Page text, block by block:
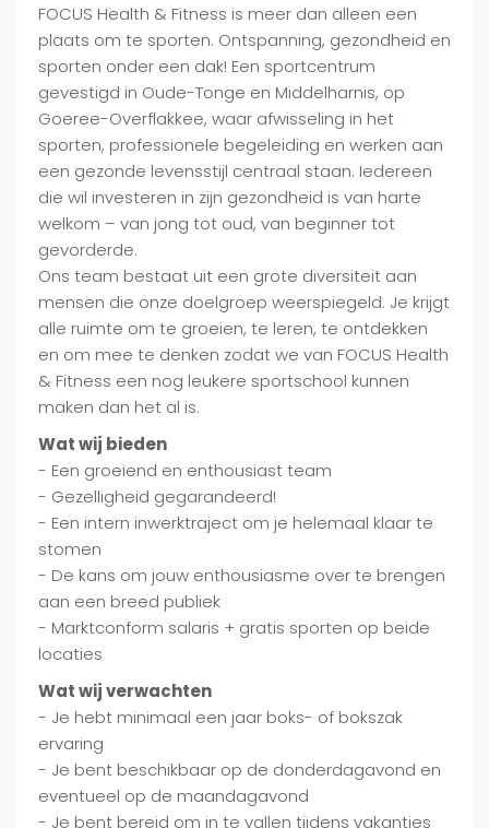
FOCUS Health & Fitness is meer dan alleen een
plaats om te sporten. Ontspanning, gezondheid en
sporten onder een dak! Een sportcentrum
gevestigd in Oude-Tonge en Middelharnis, op
Goeree-Overflakkee, waar afwisseling in het
sporten, professionele begeleiding en werken aan
een gezonde levensstijl centraal staan. Iedereen
die wil investeren in zijn gezondheid is van harte
welkom – van jong tot oud, van beginner tot
gevorderde.
Ons team bestaat uit een grote diversiteit aan
mensen die onze doelgroep weerspiegeld. Je krijgt
alle ruimte om te groeien, te leren, te ontdekken
en om mee te denken zodat we van FOCUS Health
& Fitness een nog leukere sportschool kunnen
maken dan het al is.
Wat wij bieden
- Een groeiend en enthousiast team
- Gezelligheid gegarandeerd!
- Een intern inwerktraject om je helemaal klaar te
stomen
- De kans om jouw enthousiasme over te brengen
aan een breed publiek
- Marktconform salaris + gratis sporten op beide
locaties
Wat wij verwachten
- Je hebt minimaal een jaar boks- of bokszak
ervaring
- Je bent beschikbaar op de donderdagavond en
eventueel op de maandagavond
- Je bent bereid om in te vallen tijdens vakanties